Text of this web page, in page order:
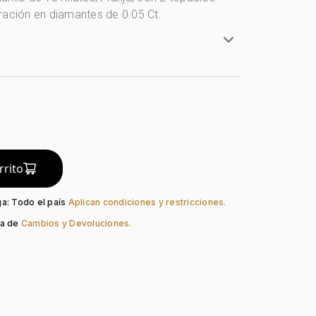
en diamantes de 0.05 Ct:
Mariposa
Diamante
Todo el país Aplican condiciones y restricciones.
de Cambios y Devoluciones.